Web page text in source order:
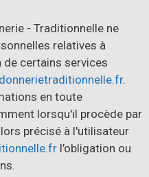
- Traditionnelle ne
relatives à
de certains services
.
en toute
lorsqu'il procède par
précisé à l'utilisateur
l’obligation ou